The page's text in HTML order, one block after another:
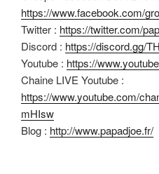
https://www.facebook.com/
Twitter : https://twitter.com/
Discord : https://discord.gg/
Youtube : https://
Chaine LIVE Youtube :
https://www.youtube.com/
mHIsw
Blog : http://www.papadjoe.fr/